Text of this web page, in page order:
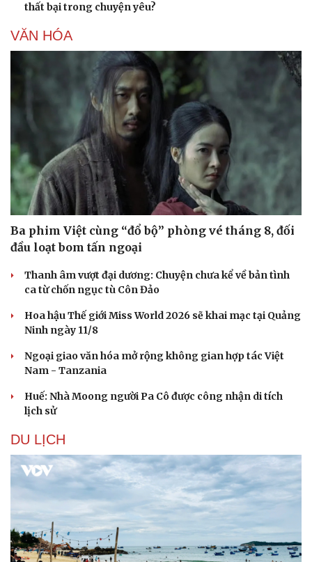
Doanh nghiệp
Thông tin doanh nghiệp
Doanh nghiệp 24h
Công nghệ
Tin Công nghệ
thất bại trong chuyện yêu?
VĂN HÓA
Ba phim Việt cùng “đổ bộ” phòng vé tháng 8, đối
đầu loạt bom tấn ngoại
Thanh âm vượt đại dương: Chuyện chưa kể về bản tình
ca từ chốn ngục tù Côn Đảo
Hoa hậu Thế giới Miss World 2026 sẽ khai mạc tại Quảng
Ninh ngày 11/8
Ngoại giao văn hóa mở rộng không gian hợp tác Việt
Nam - Tanzania
Huế: Nhà Moong người Pa Cô được công nhận di tích
lịch sử
DU LỊCH